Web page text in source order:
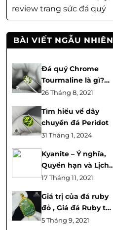
review trang sức đá quý
BÀI VIẾT NGẪU NHIÊN
Đá quý Chrome
Tourmaline là gì?
Cách nhận biết đá
26 Tháng 8, 2021
Tìm hiểu về dây
chuyền đá Peridot
31 Tháng 1, 2024
Kyanite – Ý nghĩa,
Quyền hạn và Lịch
sử
17 Tháng 11, 2021
Giá trị của đá ruby
đỏ , Giá đá Ruby thô
là bao nhiêu?
5 Tháng 9, 2021